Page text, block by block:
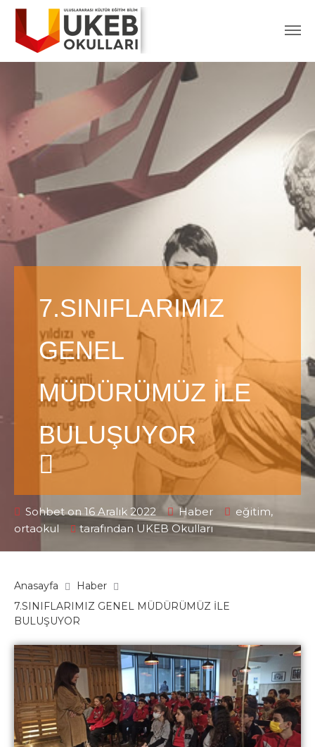
7.SINIFLARIMIZ
GENEL
MÜDÜRÜMÜZ İLE
BULUŞUYOR
Sohbet on 16 Aralık 2022 Haber eğitim,
ortaokul
tarafından UKEB Okulları
Anasayfa
Haber
7.SINIFLARIMIZ GENEL MÜDÜRÜMÜZ İLE
BULUŞUYOR